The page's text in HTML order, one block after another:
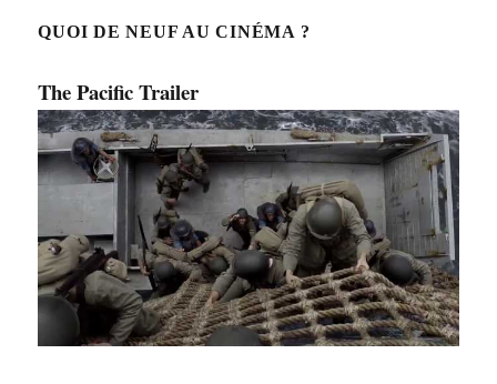
QUOI DE NEUF AU CINÉMA ?
The Pacific Trailer